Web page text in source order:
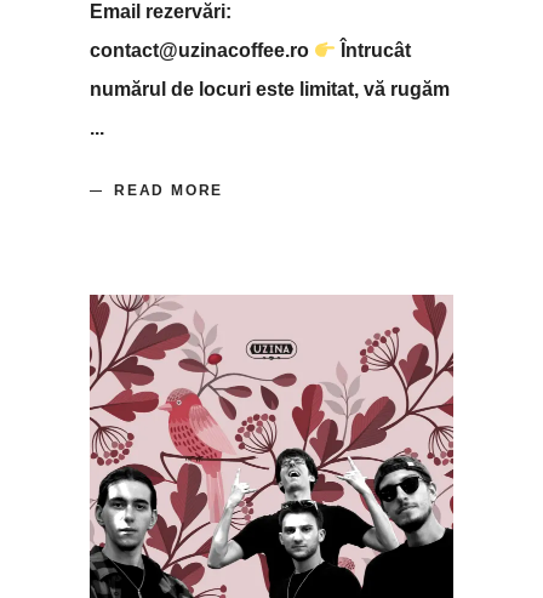
Email rezervări:
contact@uzinacoffee.ro
Întrucât
numărul de locuri este limitat, vă rugăm
READ MORE